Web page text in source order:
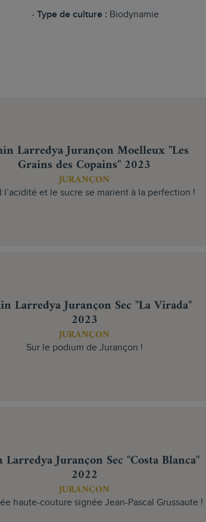
Type de culture : Biodynamie
Larredya Jurançon Moelleux "Les
Grains des Copains" 2023
JURANÇON
l’acidité et le sucre se marient à la perfection !
Larredya Jurançon Sec "La Virada"
2023
JURANÇON
Sur le podium de Jurançon !
Larredya Jurançon Sec "Costa Blanca"
2022
JURANÇON
haute-couture signée Jean-Pascal Grussaute !